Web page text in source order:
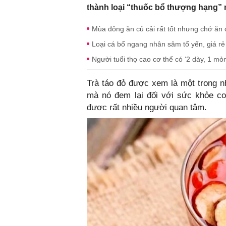
thành loại “thuốc bổ thượng
Mùa đông ăn củ cải rất tốt nhưng chớ
Loại cá bổ ngang nhân sâm tổ yến, giá
Người tuổi thọ cao cơ thể có ‘2 dày, 1
Trà táo đỏ được xem là một trong
mà nó đem lại đối với sức khỏe
được rất nhiều người quan tâm.